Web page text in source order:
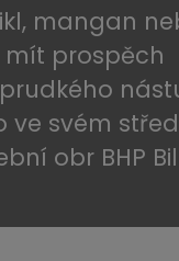
mangan
mít prospěch
ve svém
obr BHP